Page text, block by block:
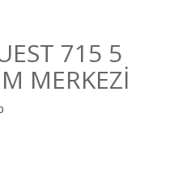
715 5
MERKEZİ